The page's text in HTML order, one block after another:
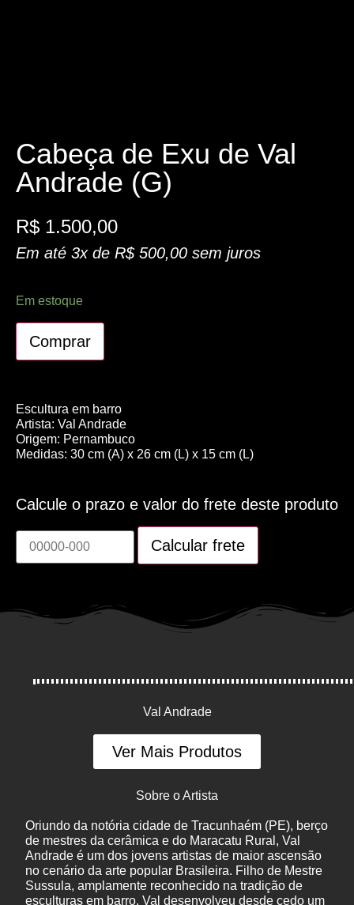
Cabeça de Exu de Val
Andrade (G)
R$ 1.500,00
Em até 3x de R$500,00 sem juros
Em estoque
Comprar
Escultura em barro
Artista: Val Andrade
Origem: Pernambuco
Medidas: 30 cm (A) x 26 cm (L) x 15 cm (L)
Calcule o prazo e valor do frete deste produto
Val Andrade
Ver Mais Produtos
Sobre o Artista
Oriundo da notória cidade de Tracunhaém (PE), berço
de mestres da cerâmica e do Maracatu Rural, Val
Andrade é um dos jovens artistas de maior ascensão
no cenário da arte popular Brasileira. Filho de Mestre
Sussula, amplamente reconhecido na tradição de
esculturas em barro, Val desenvolveu desde cedo um